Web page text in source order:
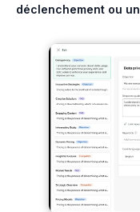
déclenchement ou